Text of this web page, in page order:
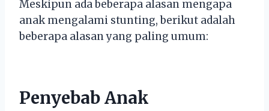
Meskipun ada beberapa alasan mengapa
anak mengalami stunting, berikut adalah
beberapa alasan yang paling umum:
Penyebab Anak